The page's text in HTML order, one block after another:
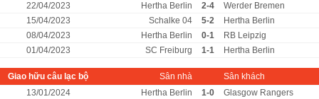
22/04/2023
Hertha Berlin 2-4
Werder Bremen
15/04/2023
Schalke 04 5-2
Hertha Berlin
08/04/2023
Hertha Berlin 0-1
RB Leipzig
01/04/2023
SC Freiburg 1-1 Hertha Berlin
Giao hữu câu lạc bộ Sân nhà
Sân khách
13/01/2024
Hertha Berlin 1-0
Glasgow Rangers